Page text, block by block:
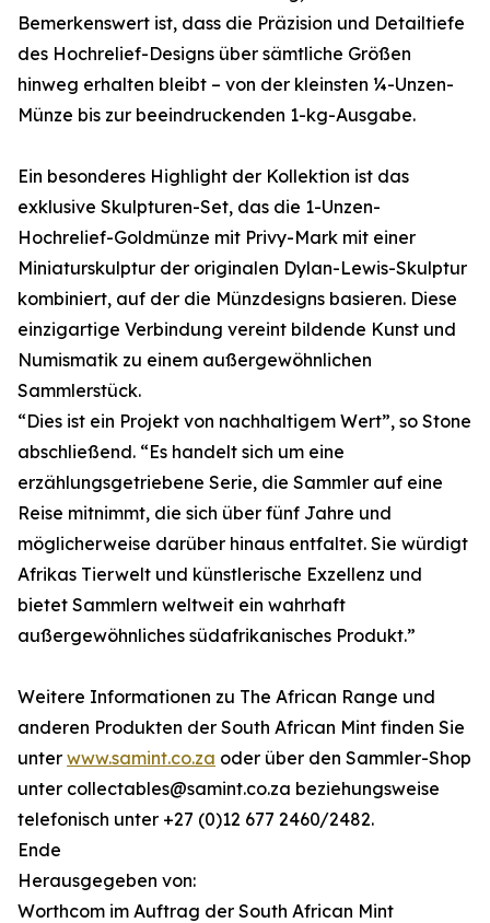
Bemerkenswert ist, dass die Präzision und Detailtiefe
des Hochrelief-Designs über sämtliche Größen
hinweg erhalten bleibt – von der kleinsten ¼-Unzen-
Münze bis zur beeindruckenden 1-kg-Ausgabe.
Ein besonderes Highlight der Kollektion ist das
exklusive Skulpturen-Set, das die 1-Unzen-
Hochrelief-Goldmünze mit Privy-Mark mit einer
Miniaturskulptur der originalen Dylan-Lewis-Skulptur
kombiniert, auf der die Münzdesigns basieren. Diese
einzigartige Verbindung vereint bildende Kunst und
Numismatik zu einem außergewöhnlichen
Sammlerstück.
“Dies ist ein Projekt von nachhaltigem Wert”, so Stone
abschließend. “Es handelt sich um eine
erzählungsgetriebene Serie, die Sammler auf eine
Reise mitnimmt, die sich über fünf Jahre und
möglicherweise darüber hinaus entfaltet. Sie würdigt
Afrikas Tierwelt und künstlerische Exzellenz und
bietet Sammlern weltweit ein wahrhaft
außergewöhnliches südafrikanisches Produkt.”
Weitere Informationen zu The African Range und
anderen Produkten der South African Mint finden Sie
unter www.samint.co.za oder über den Sammler-Shop
unter collectables@samint.co.za beziehungsweise
telefonisch unter +27 (0)12 677 2460/2482.
Ende
Herausgegeben von:
Worthcom im Auftrag der South African Mint